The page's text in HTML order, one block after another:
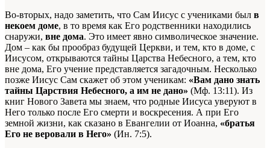
Во-вторых, надо заметить, что Сам Иисус с учениками был в
некоем доме, в то время как Его родственники находились
снаружи, вне дома. Это имеет явно символическое значение.
Дом – как бы прообраз будущей Церкви, и тем, кто в доме, с
Иисусом, открываются тайны Царства Небесного, а тем, кто
вне дома, Его учение представляется загадочным. Несколько
позже Иисус Сам скажет об этом ученикам: «Вам дано знать
тайны Царствия Небесного, а им не дано» (Мф. 13:11). Из
книг Нового Завета мы знаем, что родные Иисуса уверуют в
Него только после Его смерти и воскресения. А при Его
земной жизни, как сказано в Евангелии от Иоанна, «братья
Его не веровали в Него» (Ин. 7:5).